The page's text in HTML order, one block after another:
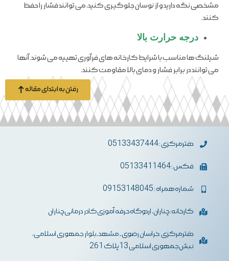
مشخصی نگه دارید و از نوسان جلوگیری کنید، می توانند فشار را حفظ
کنند.
درجه حرارت بالا
شیلنگ ها مناسب با شرایط کارخانه های فرآوری تهییه می شوند. آنها
می توانند در برابر فشار و دمای بالا مقاومت کنند.
رفتن به ابتدای مقاله
دفترمرکزی : 05133437444
فکس : 05133411464
شماره همراه : 09153148045
کارخانه: چناران، اردوگاه حرفه آموزی کادر درمانی چناران
دفترمرکزی :خراسان رضوی- مشهد-بلوار جمهوری اسلامی،
نبش جمهوری اسلامی 13 پلاک 261